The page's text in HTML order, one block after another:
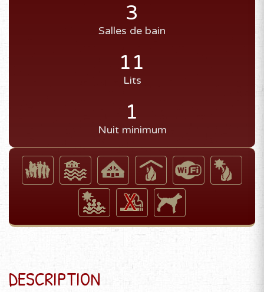
3
Salles de bain
11
Lits
1
Nuit minimum
DESCRIPTION